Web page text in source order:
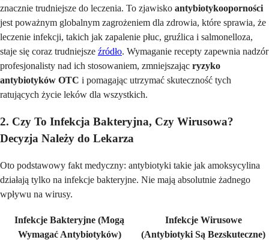
znacznie trudniejsze do leczenia. To zjawisko antybiotykooporności
jest poważnym globalnym zagrożeniem dla zdrowia, które sprawia, że
leczenie infekcji, takich jak zapalenie płuc, gruźlica i salmonelloza,
staje się coraz trudniejsze źródło. Wymaganie recepty zapewnia nadzór
profesjonalisty nad ich stosowaniem, zmniejszając ryzyko
antybiotyków OTC i pomagając utrzymać skuteczność tych
ratujących życie leków dla wszystkich.
2. Czy To Infekcja Bakteryjna, Czy Wirusowa?
Decyzja Należy do Lekarza
Oto podstawowy fakt medyczny: antybiotyki takie jak amoksycylina
działają tylko na infekcje bakteryjne. Nie mają absolutnie żadnego
wpływu na wirusy.
Infekcje Bakteryjne (Mogą
Wymagać Antybiotyków)
Infekcje Wirusowe
(Antybiotyki Są Bezskuteczne)